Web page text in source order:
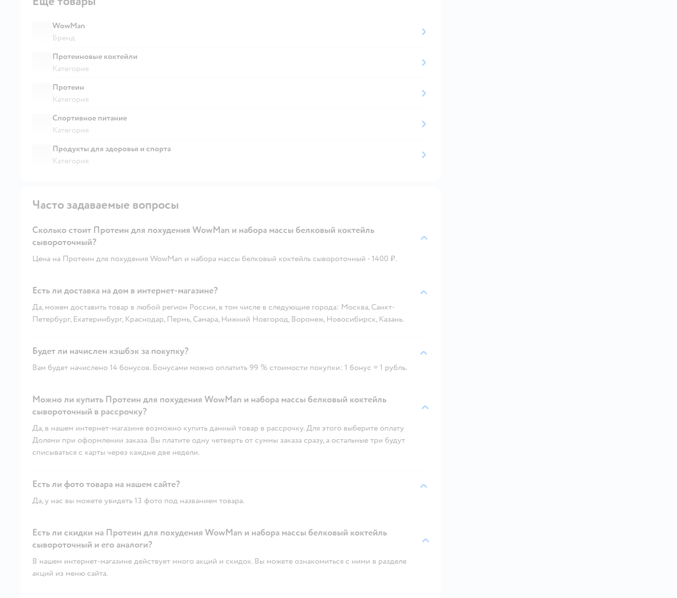
WowMan
Бренд
Протеиновые коктейли
Категория
Протеин
Категория
Спортивное питание
Категория
Продукты для здоровья и спорта
Категория
Часто задаваемые вопросы
Сколько стоит Протеин для похудения WowMan и набора массы белковый коктейль
сывороточный?
Цена на Протеин для похудения WowMan и набора массы белковый коктейль сывороточный - 1400 ₽.
Есть ли доставка на дом в интернет-магазине?
Да, можем доставить товар в любой регион России, в том числе в следующие города: Москва, Санкт-
Петербург, Екатеринбург, Краснодар, Пермь, Самара, Нижний Новгород, Воронеж, Новосибирск, Казань.
Будет ли начислен кэшбэк за покупку?
Вам будет начислено 14 бонусов. Бонусами можно оплатить 99 % стоимости покупки: 1 бонус = 1 рубль.
Можно ли купить Протеин для похудения WowMan и набора массы белковый коктейль
сывороточный в рассрочку?
Да, в нашем интернет-магазине возможно купить данный товар в рассрочку. Для этого выберите оплату
Долями при оформлении заказа. Вы платите одну четверть от суммы заказа сразу, а остальные три будут
списываться с карты через каждые две недели.
Есть ли фото товара на нашем сайте?
Да, у нас вы можете увидеть 13 фото под названием товара.
Есть ли скидки на Протеин для похудения WowMan и набора массы белковый коктейль
сывороточный и его аналоги?
В нашем интернет-магазине действует много акций и скидок. Вы можете ознакомиться с ними в разделе
акций из меню сайта.